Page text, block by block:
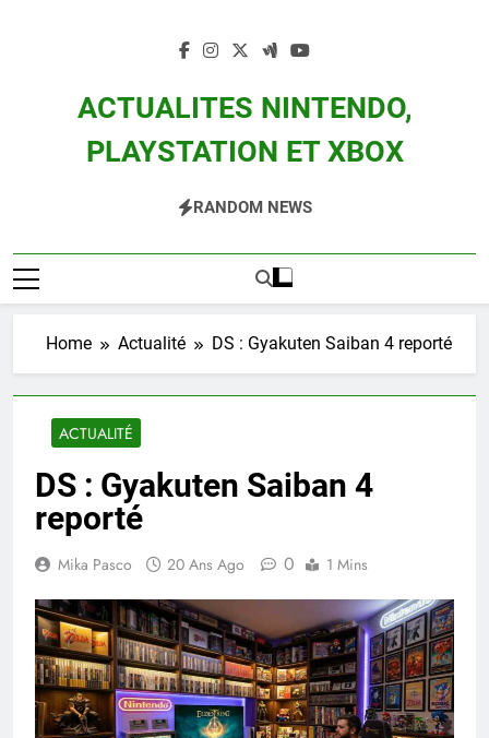
ACTUALITES NINTENDO,
PLAYSTATION ET XBOX
Zelda, Splatoon, Pokemon Entre Autres
RANDOM NEWS
Home Actualité DS : Gyakuten Saiban 4 reporté
ACTUALITÉ
DS : Gyakuten Saiban 4
reporté
Mika Pasco 20 Ans Ago 0 1 Mins